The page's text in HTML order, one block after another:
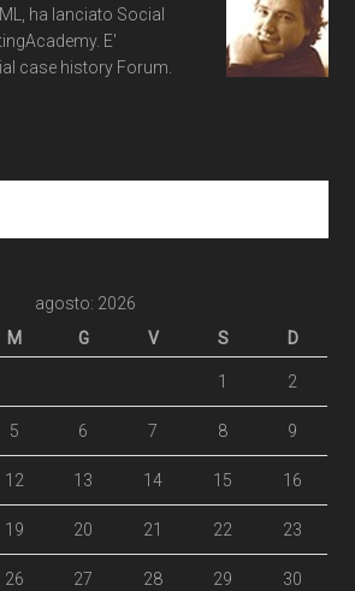
ha lanciato Social
E'
case history Forum.
agosto: 2026
M G V S D
1 2
5 6 7 8 9
12 13 14 15 16
19 20 21 22 23
26 27 28 29 30